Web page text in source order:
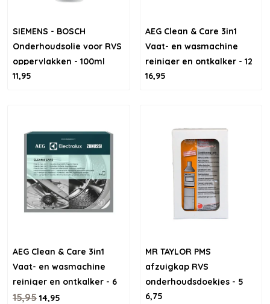
SIEMENS - BOSCH
Onderhoudsolie voor RVS
oppervlakken - 100ml
11,95
AEG Clean & Care 3in1
Vaat- en wasmachine
reiniger en ontkalker - 12
stuks
16,95
AEG Clean & Care 3in1
Vaat- en wasmachine
reiniger en ontkalker - 6
stuks
15,95 14,95
MR TAYLOR PMS
afzuigkap RVS
onderhoudsdoekjes - 5
stuks
6,75